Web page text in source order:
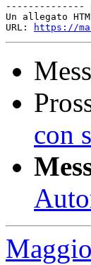
--------------
Un allegato
URL:
https://
con